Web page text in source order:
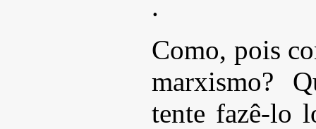
.
Como, pois
marxismo?
tente fazê-lo